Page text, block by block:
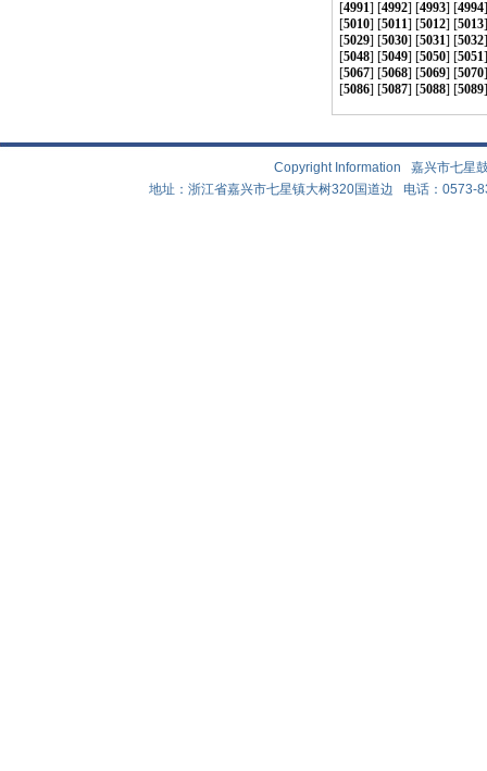
[4991] [4992] [4993] [4994
[5010] [5011] [5012] [5013
[5029] [5030] [5031] [5032
[5048] [5049] [5050] [5051
[5067] [5068] [5069] [5070
[5086] [5087] [5088] [5089
Copyright Information 嘉兴市七
地址：浙江省嘉兴市七星镇大树320国道边 电话：